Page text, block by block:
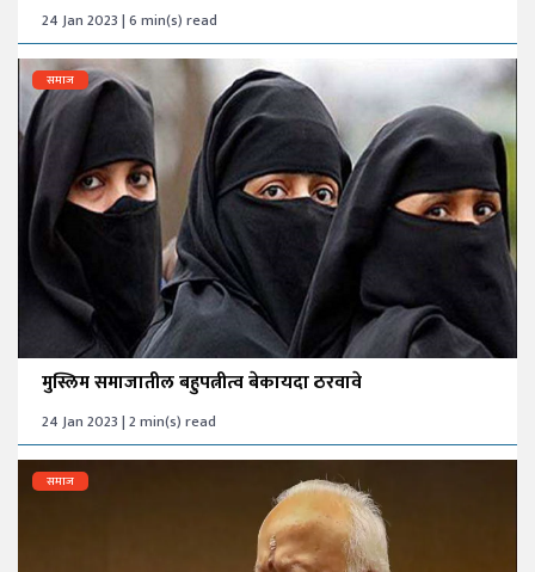
24 Jan 2023 | 6 min(s) read
समाज
मुस्लिम समाजातील बहुपत्नीत्व बेकायदा ठरवावे
24 Jan 2023 | 2 min(s) read
समाज